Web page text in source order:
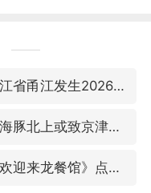
浙江省甬江发生2026年第1号洪水
白海豚北上或致京津冀暴雨
《欢迎来龙餐馆》点映及预售总票房破亿